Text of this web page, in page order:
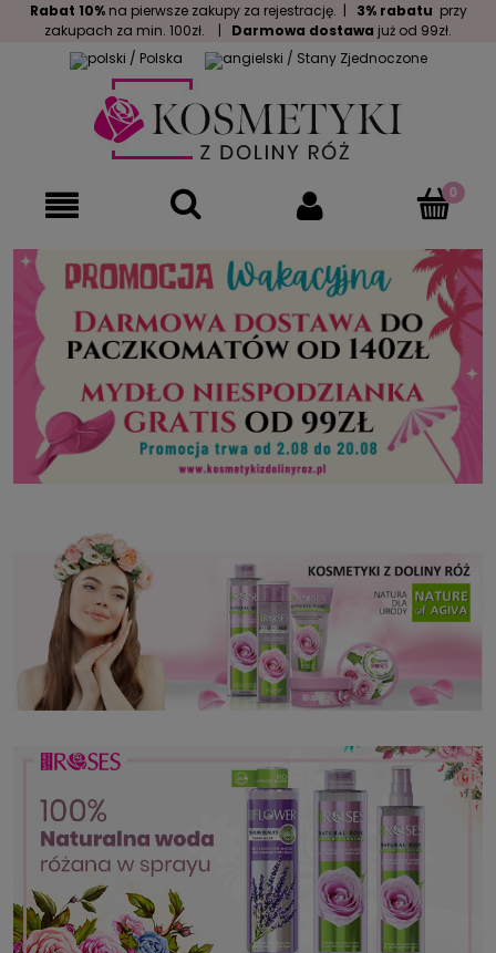
Rabat 10%na pierwsze zakupy za rejestrację. | 3% rabatu przy
zakupach za min. 100zł. | Darmowa dostawa już od 99zł.